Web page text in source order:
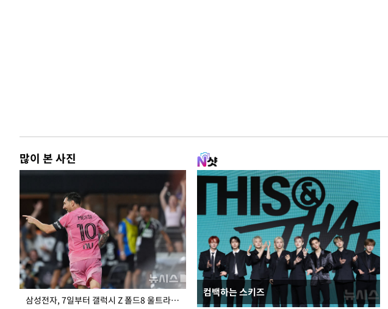
많이 본 사진
삼성전자, 7일부터 갤럭시 Z 폴드8 울트라·폴드8·플립8 출시
컴백하는 스키즈
입추 하루 앞둔 전남광주… 열화상 카메라에 담긴